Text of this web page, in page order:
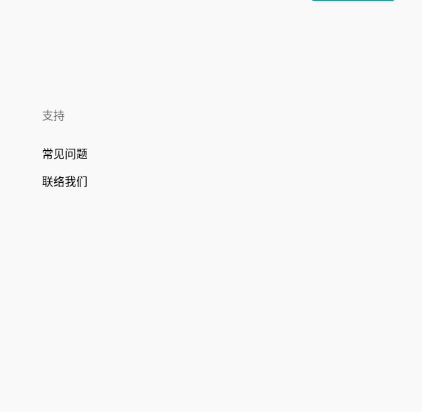
支持
常见问题
联络我们